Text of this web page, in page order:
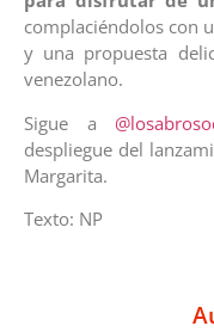
complaciéndolos con
y una propuesta
venezolano.
Sigue a
despliegue del
Margarita.
Texto: NP